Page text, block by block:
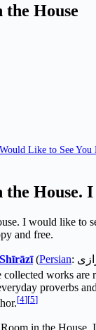
the House
Like to See
the
I would like to
and free.
Shīrāzī(Persian:
collected works are
proverbs
[4][5]